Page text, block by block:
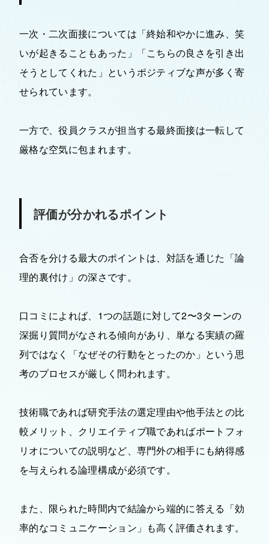
一次・二次面接については「終始和やかに進み、笑
いが起きることもあった」「こちらの良さを引き出
そうとしてくれた」というポジティブな声が多く寄
せられています。
一方で、役員クラスが担当する最終面接は一転して
厳格な空気に包まれます。
評価が分かれるポイント
合否を分ける最大のポイントは、対話を通じた「論
理的裏付け」の深さです。
口コミによれば、1つの話題に対して2〜3ターンの
深掘り質問がなされる傾向があり、単なる実績の羅
列ではなく「なぜその行動をとったのか」という思
考のプロセスが厳しく問われます。
技術職であれば研究手法の選定理由や他手法との比
較メリット、クリエイティブ職であればポートフォ
リオについての説明など、専門外の相手にも納得感
を与えられる論理構成が必須です。
また、限られた時間内で結論から端的に答える「効
率的なコミュニケーション」も高く評価されます。